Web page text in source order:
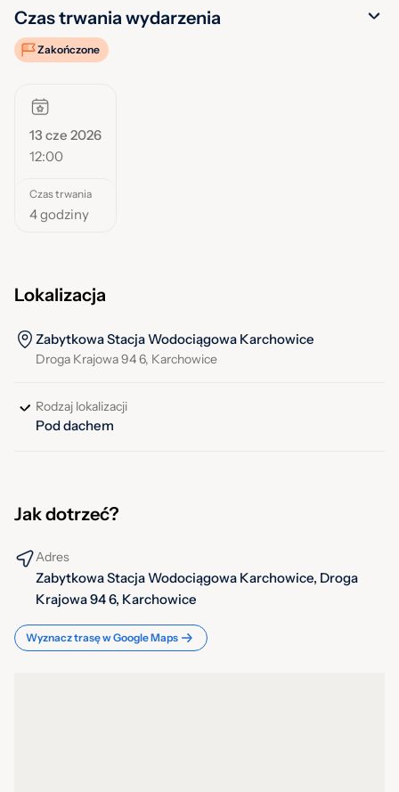
Czas trwania wydarzenia
Zakończone
13 cze 2026
12:00
Czas trwania
4 godziny
Lokalizacja
Zabytkowa Stacja Wodociągowa Karchowice
Droga Krajowa 94 6, Karchowice
Rodzaj lokalizacji
Pod dachem
Jak dotrzeć?
Adres
Zabytkowa Stacja Wodociągowa Karchowice, Droga
Krajowa 94 6, Karchowice
Wyznacz trasę w Google Maps